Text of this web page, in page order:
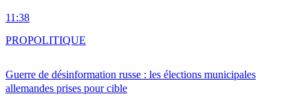
11:38
Guerre de désinformation russe : les élections municipales
allemandes prises pour cible
PROPOLITIQUE